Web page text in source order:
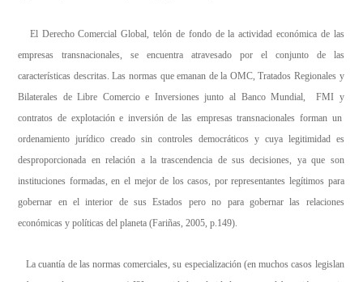
El Derecho Comercial Global, telón de fondo de la actividad económica de las
empresas transnacionales, se encuentra atravesado por el conjunto de las
características descritas. Las normas que emanan de la OMC, Tratados Regionales y
Bilaterales de Libre Comercio e Inversiones junto al Banco Mundial, FMI y
contratos de explotación e inversión de las empresas transnacionales forman un
ordenamiento jurídico creado sin controles democráticos y cuya legitimidad es
desproporcionada en relación a la trascendencia de sus decisiones, ya que son
instituciones formadas, en el mejor de los casos, por representantes legítimos para
gobernar en el interior de sus Estados pero no para gobernar las relaciones
económicas y políticas del planeta (Fariñas, 2005, p.149).
La cuantía de las normas comerciales, su especialización (en muchos casos legislan